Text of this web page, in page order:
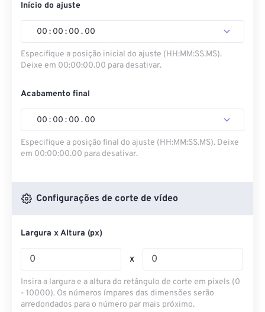
Início do ajuste
00 : 00 : 00 . 00
Especifique a posição inicial do ajuste (HH:MM:SS.MS).
Deixe em 00:00:00.00 para desativar.
Acabamento final
00 : 00 : 00 . 00
Especifique a posição final do ajuste (HH:MM:SS.MS). Deixe
em 00:00:00.00 para desativar.
Configurações de corte de vídeo
Largura x Altura (px)
x
Insira a largura e a altura do retângulo de corte em pixels (0
- 10000). Os números ímpares das dimensões serão
arredondados para o número par mais próximo.